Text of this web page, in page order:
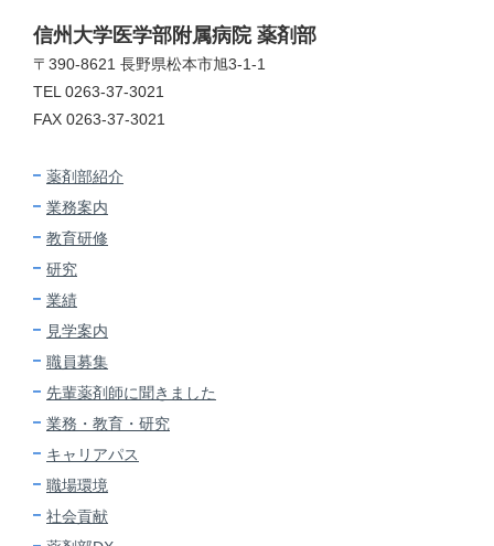
薬剤部紹介
業務案内
教育研修
研究
業績
見学案内
職員募集
先輩薬剤師に聞きました
業務・教育・研究
キャリアパス
職場環境
社会貢献
信州大学医学部附属病院 薬剤部
〒390-8621 長野県松本市旭3-1-1
TEL 0263-37-3021
FAX 0263-37-3021